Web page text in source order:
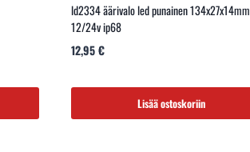
ld2334 äärivalo led punainen 134x27x14mm
12/24v ip68
12,95€
Lisää ostoskoriin